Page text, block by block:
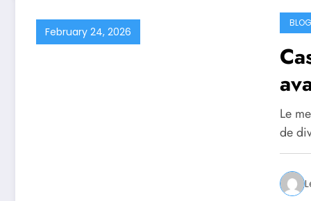
February 24, 2026
Le
de